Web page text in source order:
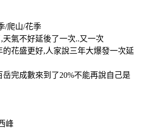
/爬山/花季
氣不好延後了一次..又一次
花盛更好,人家說三年大爆發一次延
完成數來到了20%不能再說自己是
峰